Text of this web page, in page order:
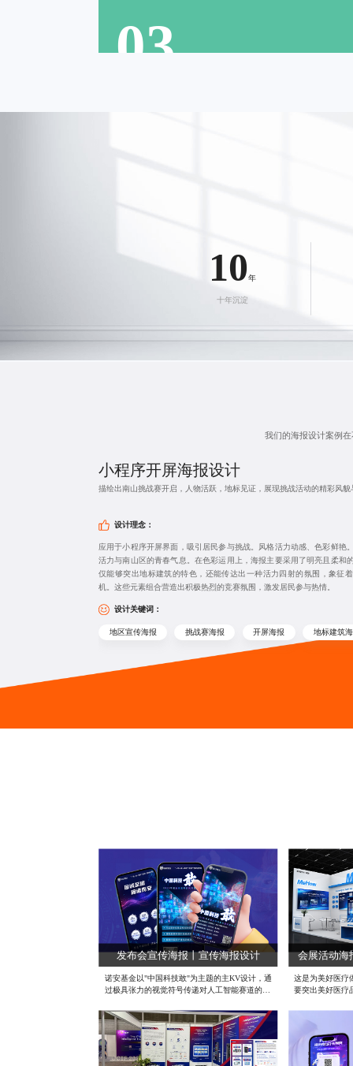
03
10年
十年沉淀
我们的海报设计案例
小程序开屏海报设计
描绘出南山挑战赛开启，人物活跃，地标见证，展现挑战活动的精彩风貌
设计理念：
应用于小程序开屏界面，吸引居民参与挑战。风格活力动感、色彩鲜艳
活力与南山区的青春气息。在色彩运用上，海报主要采用了明亮且柔和
仅能够突出地标建筑的特色，还能传达出一种活力四射的氛围，象征
机。这些元素组合营造出积极热烈的竞赛氛围，激发居民参与热情。
设计关键词：
地区宣传海报 挑战赛海报 开屏海报 地标建筑
发布会宣传海报丨宣传海报设计
诺安基金以"中国科技敢"为主题的主KV设计，通
过极具张力的视觉符号传递对人工智能赛道的战
一只佩戴VR眼镜的雄狮，镜片中投射出芯片、
算法、机器人等AI技术图谱，巧妙构建"科技洞
察力"的隐喻。整体以充满未来感的电子紫为主
色调，辅以霓虹光效与数据流元素，既体现科技
金融的前沿属性，又保持基金行业的专业调性。
这是为美好医疗
要突出美好医疗
设计语言传递专
中加入高科技
多张器械图来
应用场景与范
现了产品。#专